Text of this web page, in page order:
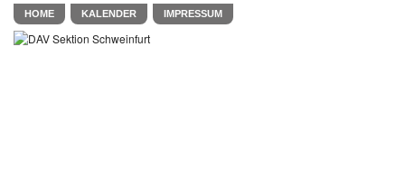
HOME KALENDER IMPRESSUM